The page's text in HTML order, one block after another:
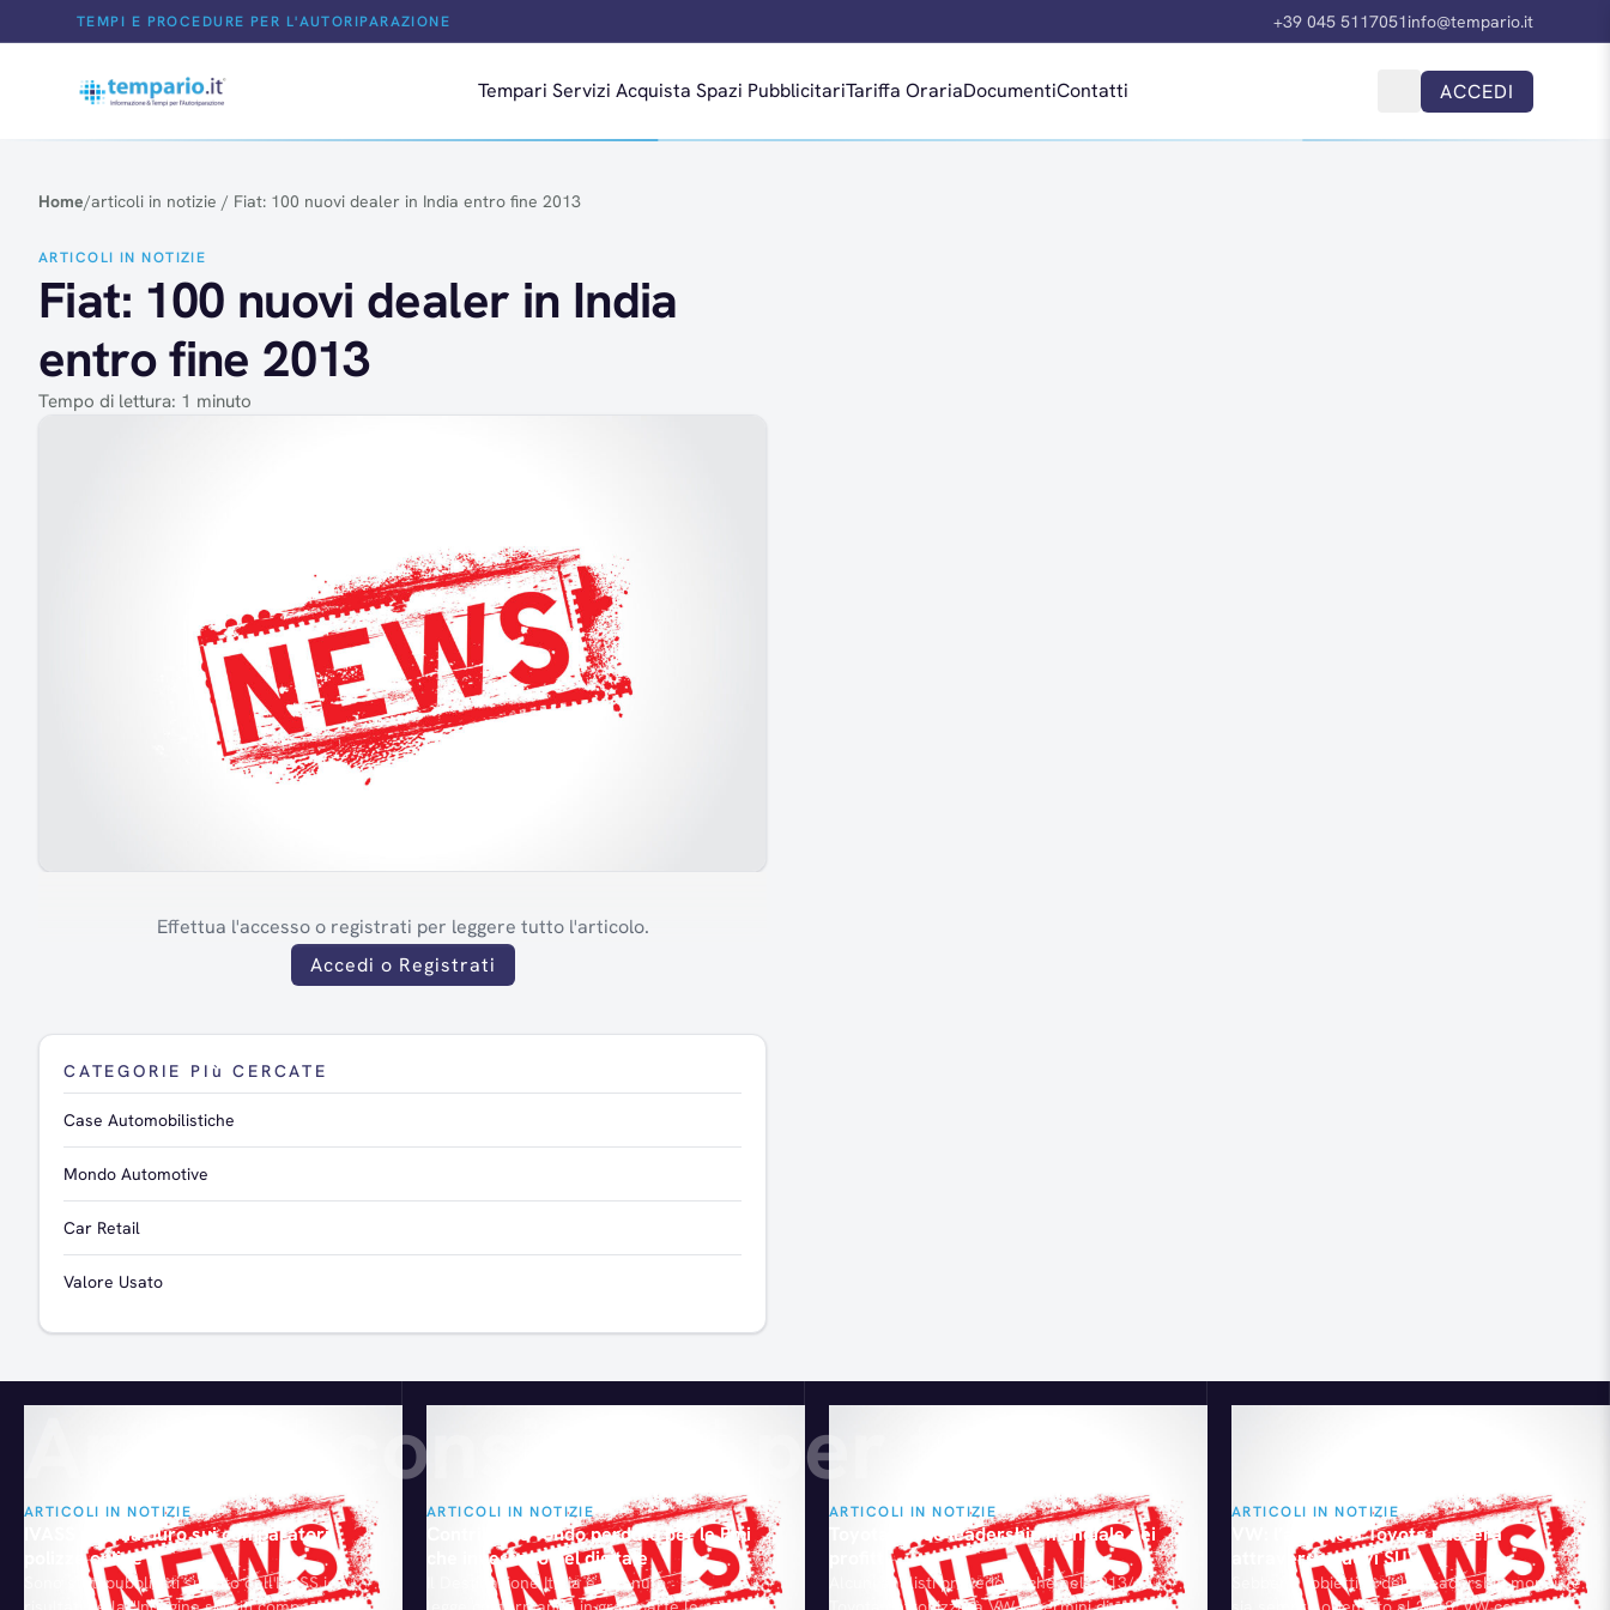
Salta al contenutoTEMPI E PROCEDURE PER L'AUTORIPARAZIONE +39 045 5117051info@tempario.it
Tempari Servizi Acquista Spazi PubblicitariTariffa OrariaDocumentiContatti ACCEDI
Home/articoli in notizie / Fiat: 100 nuovi dealer in India entro fine 2013
ARTICOLI IN NOTIZIE
Fiat: 100 nuovi dealer in India
entro fine 2013
Tempo di lettura: 1 minuto
Effettua l'accesso o registrati per leggere tutto l'articolo.
Accedi o Registrati
CATEGORIE PIù CERCATE
Case Automobilistiche
Mondo Automotive
Car Retail
Valore Usato
Articoli consigliati per te
ARTICOLI IN NOTIZIE
IVASS picchia duro sui comparatori
polizze online
Sono stati pubblicati sul sito dell'IVASS i
ARTICOLI IN NOTIZIE
Contributi a fondo perduto per le Pmi
che investono nel digitale
Il Destinazione Italia è divenuto
ARTICOLI IN NOTIZIE
Toyota verso leadership mondiale nei
Alcuni analisti prevedono che nel 2013/14
ARTICOLI IN NOTIZIE
VW: l’assalto a Toyota passerà
attraverso nuovi SUV
Sebbene l'obiettivo della leadership mondiale